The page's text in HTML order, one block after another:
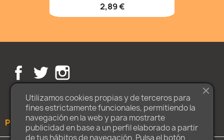
2,89 €
Facebook
Twitter
PRODUCTOS
Utilizamos cookies propias y de terceros para
fines estrictamente funcionales, permitiendo la
navegación en la web y para mostrarte
publicidad en base a un perfil elaborado a partir
de tus hábitos de navegación. Pulsa el botón